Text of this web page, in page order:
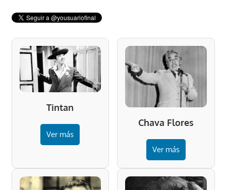
Tintan
Ver más
Chava Flores
Ver más